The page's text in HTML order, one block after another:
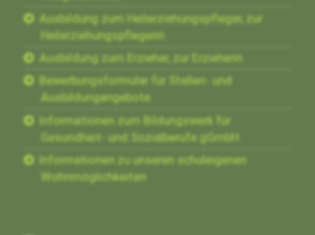
Ausbildung zum Heilerziehungspfleger, zur
Heilerziehungspflegerin
Ausbildung zum Erzieher, zur Erzieherin
Bewerbungsformular für Stellen- und
Ausbildungangebote
Informationen zum Bildungswerk für
Gesundheit- und Sozialberufe gGmbH
Informationen zu unseren schuleigenen
Wohnmöglichkeiten